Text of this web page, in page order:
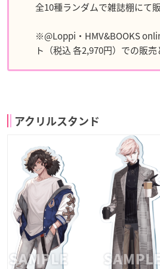
全10種ランダムで雑誌棚にて
※@Loppi・HMV&BOOKS
ト（税込 各2,970円）での販売
アクリルスタンド